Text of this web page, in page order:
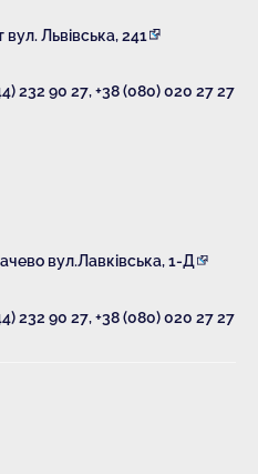
Львівська, 241
232 90 27,+38 (080) 020 27 27
вул.Лавківська, 1-Д
232 90 27,+38 (080) 020 27 27